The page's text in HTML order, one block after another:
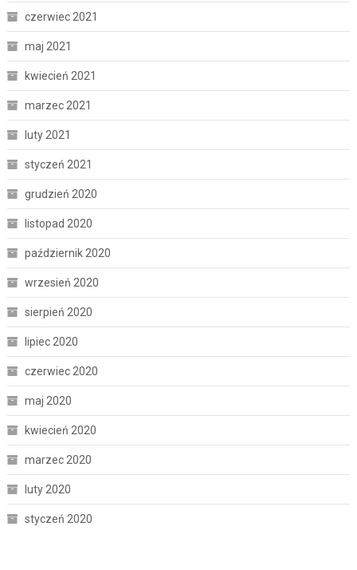
czerwiec 2021
maj 2021
kwiecień 2021
marzec 2021
luty 2021
styczeń 2021
grudzień 2020
listopad 2020
październik 2020
wrzesień 2020
sierpień 2020
lipiec 2020
czerwiec 2020
maj 2020
kwiecień 2020
marzec 2020
luty 2020
styczeń 2020